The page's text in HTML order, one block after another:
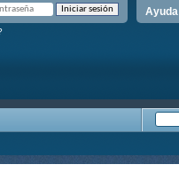
Ayuda